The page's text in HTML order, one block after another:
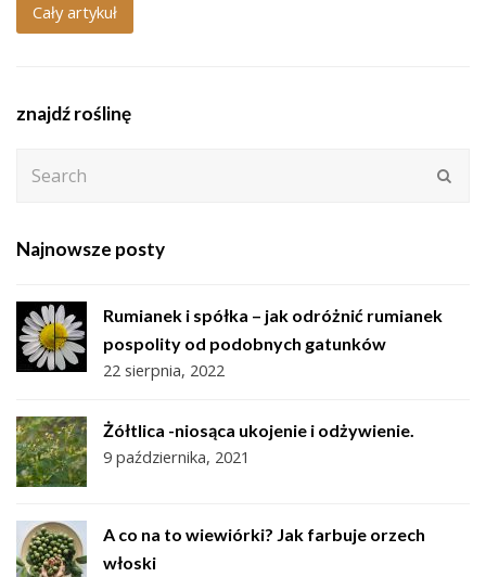
Cały artykuł
znajdź roślinę
Najnowsze posty
Rumianek i spółka – jak odróżnić rumianek
pospolity od podobnych gatunków
22 sierpnia, 2022
Żółtlica -niosąca ukojenie i odżywienie.
9 października, 2021
A co na to wiewiórki? Jak farbuje orzech
włoski